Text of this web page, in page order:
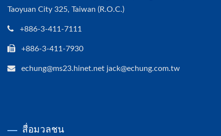
Taoyuan City 325, Taiwan (R.O.C.)
+886-3-411-7111
+886-3-411-7930
echung@ms23.hinet.net jack@echung.com.tw
สื่อมวลชน